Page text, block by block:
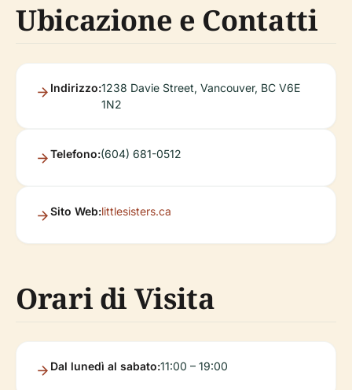
Ubicazione e Contatti
Indirizzo:1238 Davie Street, Vancouver, BC V6E
1N2
Telefono:(604) 681-0512
Sito Web:littlesisters.ca
Orari di Visita
Dal lunedì al sabato:11:00 – 19:00